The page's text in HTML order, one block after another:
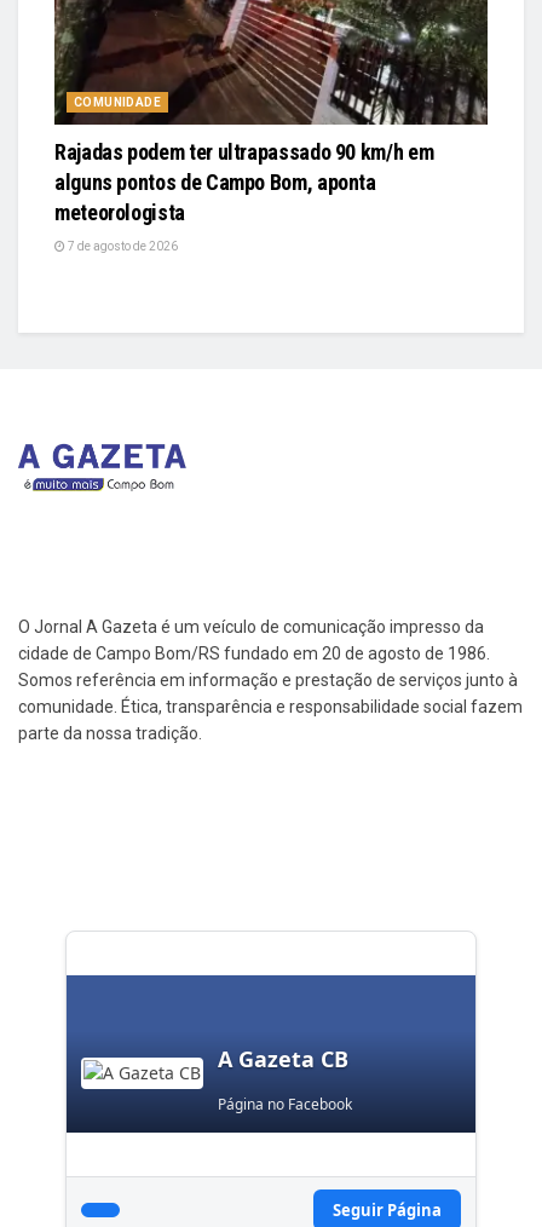
COMUNIDADE
Rajadas podem ter ultrapassado 90 km/h em
alguns pontos de Campo Bom, aponta
meteorologista
7 de agosto de 2026
O Jornal A Gazeta é um veículo de comunicação impresso da
cidade de Campo Bom/RS fundado em 20 de agosto de 1986.
Somos referência em informação e prestação de serviços junto à
comunidade. Ética, transparência e responsabilidade social fazem
parte da nossa tradição.
A Gazeta CB
Página no Facebook
Seguir Página